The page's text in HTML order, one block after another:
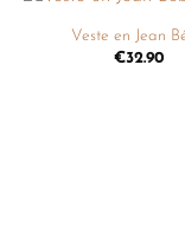
Veste en Jean
€32.90